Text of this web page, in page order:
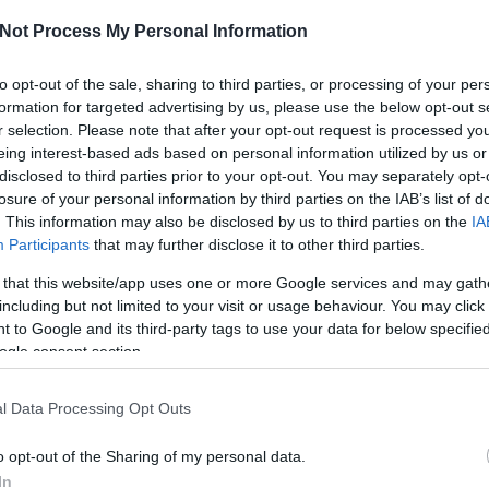
Process My Personal Information
opt-out of the sale, sharing to third parties, or processing of your
for targeted advertising by us, please use the below opt-out
selection. Please note that after your opt-out request is processed
interest-based ads based on personal information utilized by us
to third parties prior to your opt-out. You may separately
of your personal information by third parties on the IAB’s list of
This information may also be disclosed by us to third parties on the
Participants that may further disclose it to other third parties.
that this website/app uses one or more Google services and may
but not limited to your visit or usage behaviour. You may
to Google and its third-party tags to use your data for below
consent section.
Data Processing Opt Outs
opt-out of the Sharing of my personal data.
között az indián nyár apropóján megrendezett
elegánsan késve érkezett októberi indián nyár
ide - végén?) és pont a következő, csípősre
Szólj hozzá!
A LA ANKERT (Antique and
in Budapest)
A